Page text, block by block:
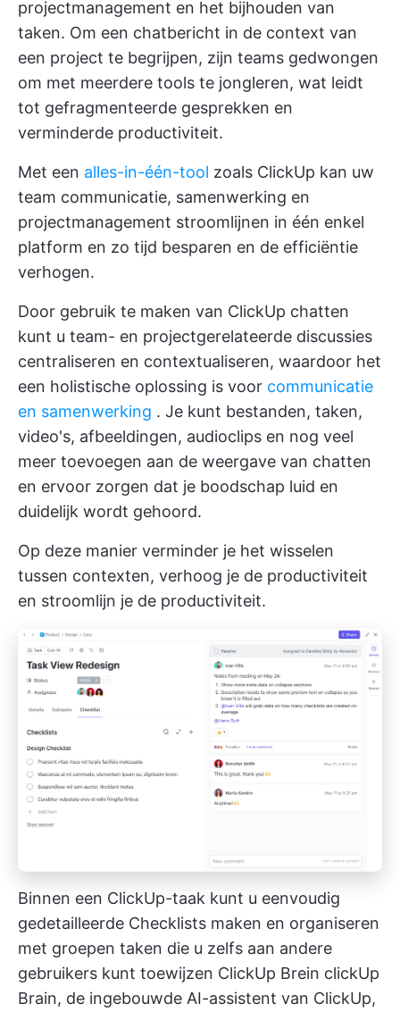
projectmanagement en het bijhouden van
taken. Om een chatbericht in de context van
een project te begrijpen, zijn teams gedwongen
om met meerdere tools te jongleren, wat leidt
tot gefragmenteerde gesprekken en
verminderde productiviteit.
Met een alles-in-één-tool zoals ClickUp kan uw
team communicatie, samenwerking en
projectmanagement stroomlijnen in één enkel
platform en zo tijd besparen en de efficiëntie
verhogen.
Door gebruik te maken van ClickUp chatten
kunt u team- en projectgerelateerde discussies
centraliseren en contextualiseren, waardoor het
een holistische oplossing is voor communicatie
en samenwerking . Je kunt bestanden, taken,
video's, afbeeldingen, audioclips en nog veel
meer toevoegen aan de weergave van chatten
en ervoor zorgen dat je boodschap luid en
duidelijk wordt gehoord.
Op deze manier verminder je het wisselen
tussen contexten, verhoog je de productiviteit
en stroomlijn je de productiviteit.
Binnen een ClickUp-taak kunt u eenvoudig
gedetailleerde Checklists maken en organiseren
met groepen taken die u zelfs aan andere
gebruikers kunt toewijzen ClickUp Brein clickUp
Brain, de ingebouwde AI-assistent van ClickUp,